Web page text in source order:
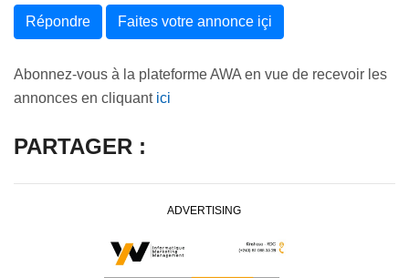
Répondre Faites votre annonce içi
Abonnez-vous à la plateforme AWA en vue de recevoir les
annonces en cliquant ici
PARTAGER :
ADVERTISING